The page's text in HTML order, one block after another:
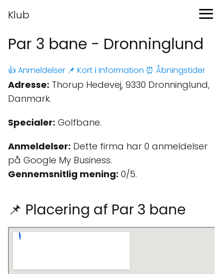
Klub
Par 3 bane - Dronninglund
👍 Anmeldelser 📌 Kort ℹ️ Information ⏰ Åbningstider
Adresse: Thorup Hedevej, 9330 Dronninglund,
Danmark.
Specialer: Golfbane.
Anmeldelser: Dette firma har 0 anmeldelser
på Google My Business.
Gennemsnitlig mening: 0/5.
📌 Placering af Par 3 bane